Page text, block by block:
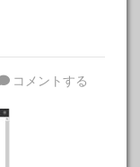
コメントする